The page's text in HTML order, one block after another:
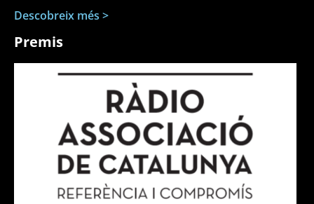
Descobreix més >
Premis